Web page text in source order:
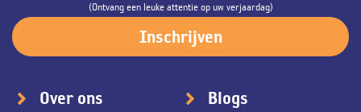
(Ontvang een leuke attentie op uw verjaardag)
Over ons
Blogs